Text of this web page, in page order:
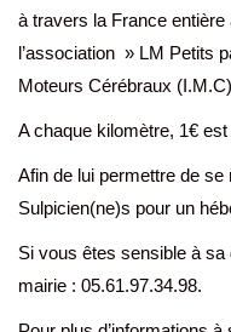
à travers la France
l’association » LM Petits
Moteurs Cérébraux
A chaque kilomètre, 1€
Afin de lui permettre de
Sulpicien(ne)s pour un
Si vous êtes sensible à
mairie : 05.61.97.34.98.